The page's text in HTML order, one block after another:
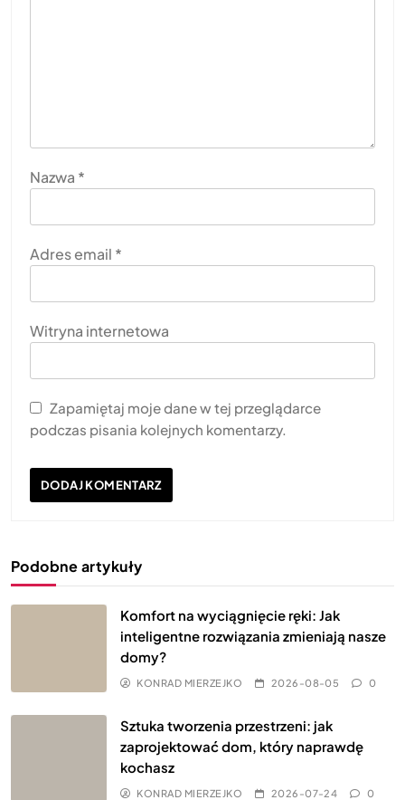
Nazwa *
Adres email *
Witryna internetowa
Zapamiętaj moje dane w tej przeglądarce
podczas pisania kolejnych komentarzy.
Podobne artykuły
Komfort na wyciągnięcie ręki: Jak
inteligentne rozwiązania zmieniają nasze
domy?
KONRAD MIERZEJKO 2026-08-05 0
Sztuka tworzenia przestrzeni: jak
zaprojektować dom, który naprawdę
kochasz
KONRAD MIERZEJKO 2026-07-24 0